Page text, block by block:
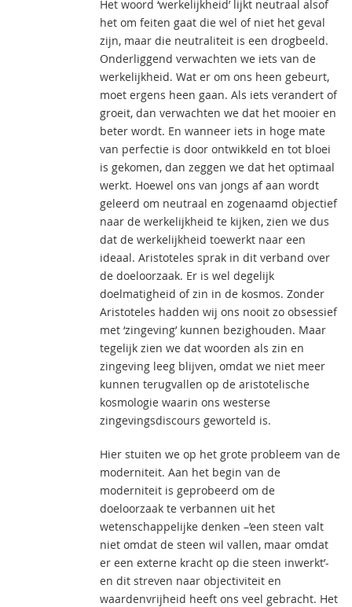
Het woord ‘werkelijkheid’ lijkt neutraal alsof
het om feiten gaat die wel of niet het geval
zijn, maar die neutraliteit is een drogbeeld.
Onderliggend verwachten we iets van de
werkelijkheid. Wat er om ons heen gebeurt,
moet ergens heen gaan. Als iets verandert of
groeit, dan verwachten we dat het mooier en
beter wordt. En wanneer iets in hoge mate
van perfectie is door ontwikkeld en tot bloei
is gekomen, dan zeggen we dat het optimaal
werkt. Hoewel ons van jongs af aan wordt
geleerd om neutraal en zogenaamd objectief
naar de werkelijkheid te kijken, zien we dus
dat de werkelijkheid toewerkt naar een
ideaal. Aristoteles sprak in dit verband over
de doeloorzaak. Er is wel degelijk
doelmatigheid of zin in de kosmos. Zonder
Aristoteles hadden wij ons nooit zo obsessief
met ‘zingeving’ kunnen bezighouden. Maar
tegelijk zien we dat woorden als zin en
zingeving leeg blijven, omdat we niet meer
kunnen terugvallen op de aristotelische
kosmologie waarin ons westerse
zingevingsdiscours geworteld is.
Hier stuiten we op het grote probleem van de
moderniteit. Aan het begin van de
moderniteit is geprobeerd om de
doeloorzaak te verbannen uit het
wetenschappelijke denken –’een steen valt
niet omdat de steen wil vallen, maar omdat
er een externe kracht op die steen inwerkt’-
en dit streven naar objectiviteit en
waardenvrijheid heeft ons veel gebracht. Het